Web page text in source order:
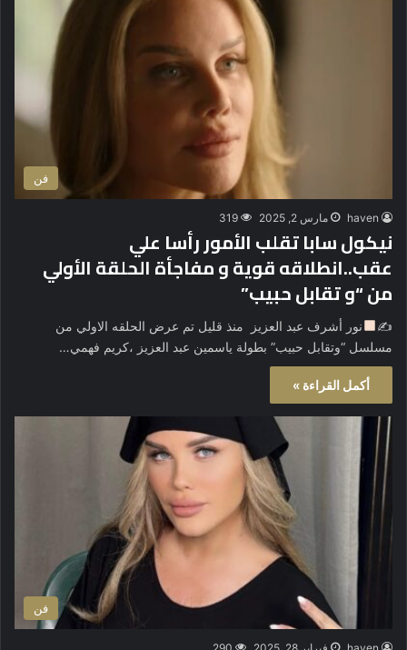
فن
haven مارس 2, 2025 319
نيكول سابا تقلب الأمور رأسا علي
عقب..انطلاقه قوية و مفاجأة الحلقة الأولي
من “و تقابل حبيب”
✍
نور أشرف عبد العزيز منذ قليل تم عرض الحلقه الاولي من
مسلسل “وتقابل حبيب” بطولة ياسمين عبد العزيز ،كريم فهمي…
أكمل القراءة »
فن